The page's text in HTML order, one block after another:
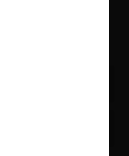
Freitag, 08.00